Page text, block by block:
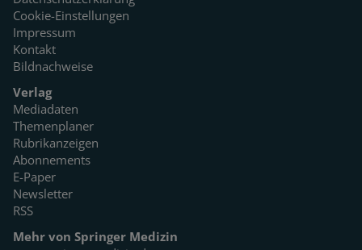
Cookie-Einstellungen
Impressum
Kontakt
Bildnachweise
Verlag
Mediadaten
Themenplaner
Rubrikanzeigen
Abonnements
E-Paper
Newsletter
RSS
Mehr von Springer Medizin